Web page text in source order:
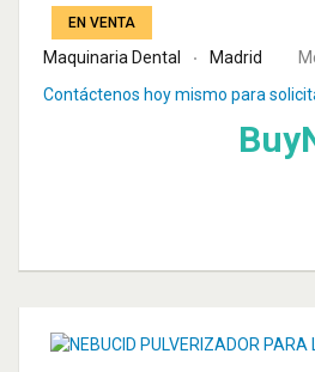
EN VENTA
Maquinaria Dental Madrid
Contáctenos hoy mismo para